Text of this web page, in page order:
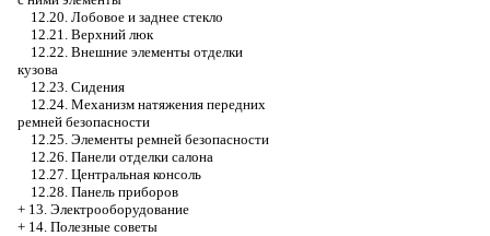
12.20. Лобовое и заднее стекло
12.21. Верхний люк
12.22. Внешние элементы отделки
кузова
12.23. Сидения
12.24. Механизм натяжения передних
ремней безопасности
12.25. Элементы ремней безопасности
12.26. Панели отделки салона
12.27. Центральная консоль
12.28. Панель приборов
+ 13. Электрооборудование
+ 14. Полезные советы